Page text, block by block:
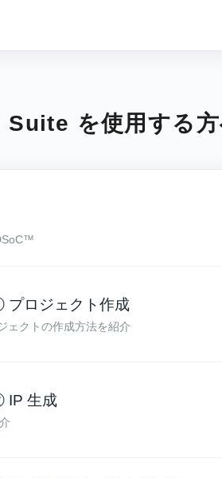
を使用する
ロジェクト作成
ェクトの作成方法を紹介
IP 生成